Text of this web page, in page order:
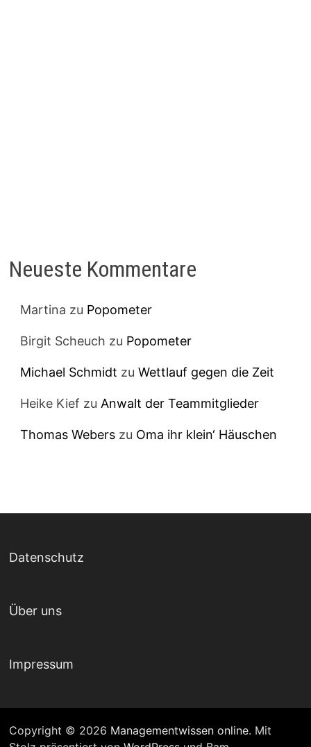
Neueste Kommentare
Martina zu Popometer
Birgit Scheuch zu Popometer
Michael Schmidt zuWettlauf gegen die Zeit
Heike Kief zuAnwalt der Teammitglieder
Thomas Webers zu Oma ihr klein‘ Häuschen
Datenschutz
Über uns
Impressum
Copyright © 2026 Managementwissen online. Mit